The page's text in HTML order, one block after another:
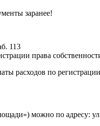
заранее!
113
права
расходов по
можно по адресу: